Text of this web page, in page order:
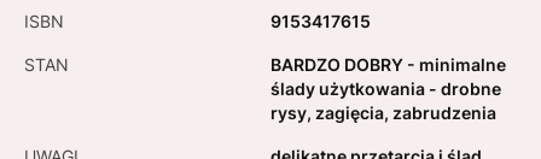
ISBN 9153417615
STAN
BARDZO DOBRY - minimalne
ślady użytkowania - drobne
rysy, zagięcia, zabrudzenia